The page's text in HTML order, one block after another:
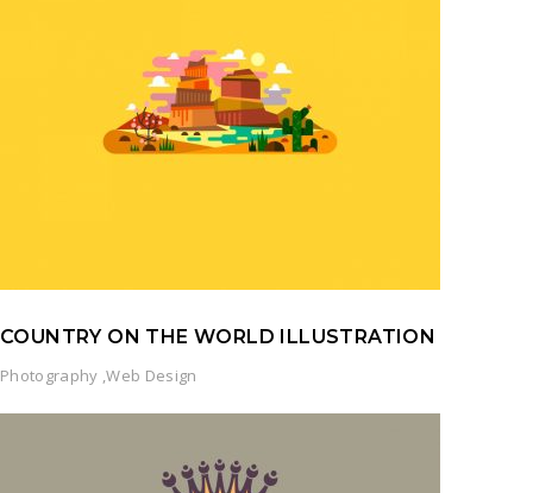
COUNTRY ON THE WORLD ILLUSTRATION
Photography ,Web Design